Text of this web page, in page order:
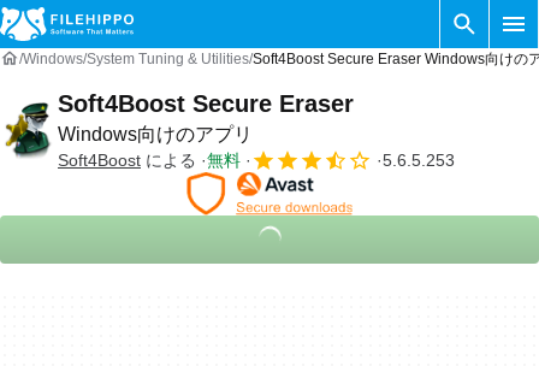
Windows System Tuning & Utilities Soft4Boost Secure Eraser Windows向けの
Soft4Boost Secure Eraser
Windows向けのアプリ
Soft4Boost による 無料 5.6.5.253